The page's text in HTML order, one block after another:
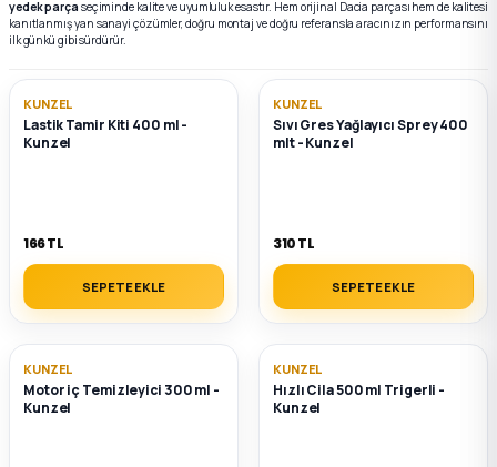
Parça
Parça
yedek parça seçiminde kalite ve uyumluluk esastır. Hem orijinal Dacia parçası hem de kalitesi
kanıtlanmış yan sanayi çözümler, doğru montaj ve doğru referansla aracınızın performansını
ilk günkü gibi sürdürür.
KUNZEL
Lastik Tamir Kiti 400 ml -
Kunzel
166 TL
SEPETE EKLE
KUNZEL
Sıvı Gres Yağlayıcı Sprey 400
mlt - Kunzel
310 TL
SEPETE EKLE
KUNZEL
Motor iç Temizleyici 300 ml -
Kunzel
KUNZEL
Hızlı Cila 500 ml Trigerli -
Kunzel